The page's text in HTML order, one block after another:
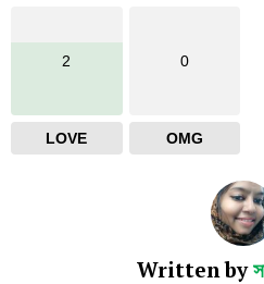
2
LOVE
0
OMG
Written by